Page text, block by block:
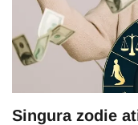
Singura zodie